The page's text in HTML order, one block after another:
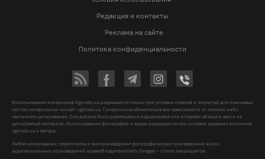
Редакция и контакты
Реклама на сайте
Политика конфиденциальности
Использование материалов Vgorode.ua разрешается только при условии прямой и открытой для поисковых
систем гиперссылки на сайт vgorode.ua. Гиперссылка обязательна вне зависимости от полного либо
частичного цитирования. Она должна быть размещена в подзаголовке или в первом абзаце и вести на
цитируемый материал. Использование фотографий и видео разрешается при условии указания источника
vgorode.ua и автора.
Любое копирование, перепечатка и воспроизведение фотографических произведений и/или
аудиовизуальных произведений правообладателя Getty Images – строго запрещается.